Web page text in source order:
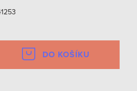
DO KOŠÍKU